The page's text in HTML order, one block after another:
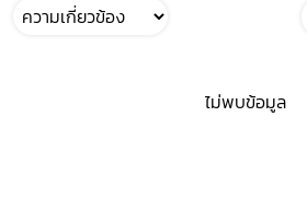
ไม่พบข้อมูล